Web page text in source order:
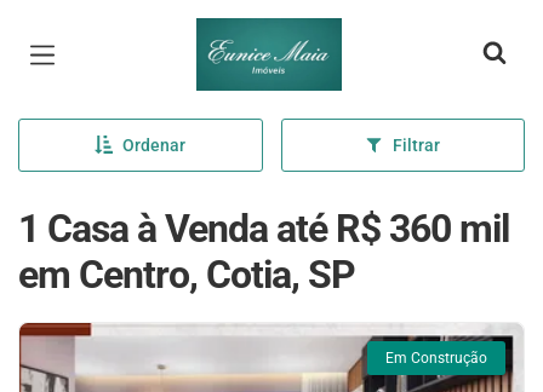
Página inicial
Ordenar Filtrar
1 Casa à Venda até R$ 360 mil
em Centro, Cotia, SP
Em Construção